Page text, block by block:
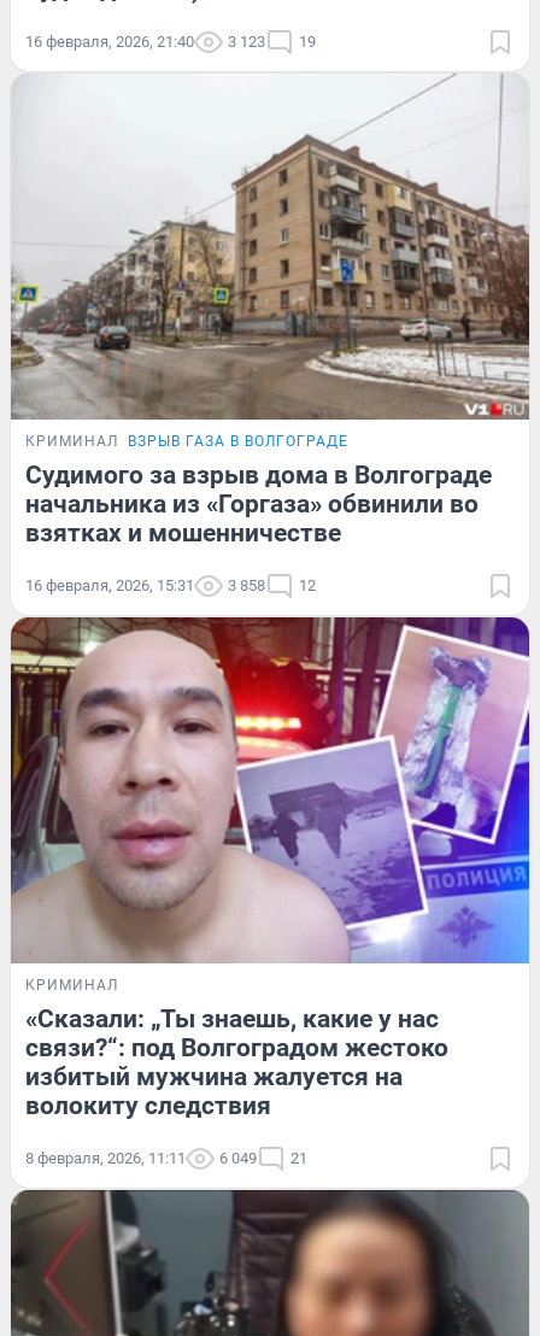
16 февраля, 2026, 21:40 3 123 19
КРИМИНАЛ ВЗРЫВ ГАЗА В ВОЛГОГРАДЕ
Судимого за взрыв дома в Волгограде
начальника из «Горгаза» обвинили во
взятках и мошенничестве
16 февраля, 2026, 15:31 3 858 12
КРИМИНАЛ
«Сказали: „Ты знаешь, какие у нас
связи?“: под Волгоградом жестоко
избитый мужчина жалуется на
волокиту следствия
8 февраля, 2026, 11:11 6 049 21